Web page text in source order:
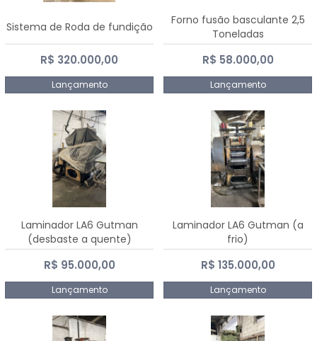
Sistema de Roda de fundição
R$ 320.000,00
Lançamento
Forno fusão basculante 2,5
Toneladas
R$ 58.000,00
Lançamento
Laminador LA6 Gutman
(desbaste a quente)
R$ 95.000,00
Lançamento
Laminador LA6 Gutman (a
frio)
R$ 135.000,00
Lançamento